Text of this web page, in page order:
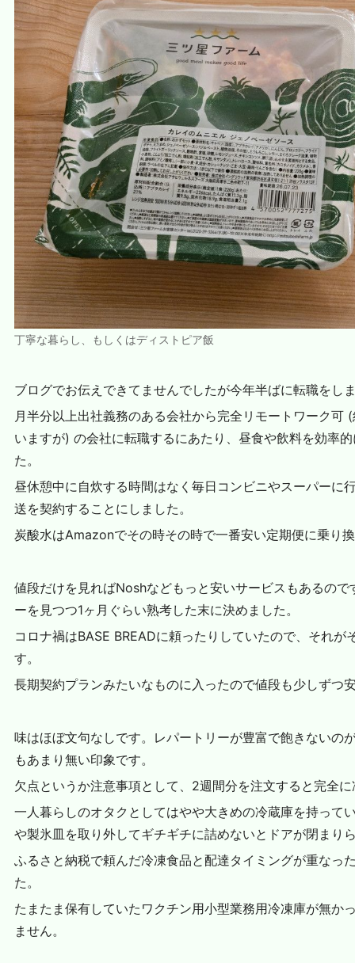
丁寧な暮らし、もしくはディストピア飯
ブログでお伝えできてませんでしたが今年半ばに転職をし
月半分以上出社義務のある会社から完全リモートワーク可
いますが) の会社に転職するにあたり、昼食や飲料を効率
た。
昼休憩中に自炊する時間はなく毎日コンビニやスーパーに
送を契約することにしました。
炭酸水はAmazonでその時その時で一番安い定期便に乗り
値段だけを見ればNoshなどもっと安いサービスもあるの
ーを見つつ1ヶ月ぐらい熟考した末に決めました。
コロナ禍はBASE BREADに頼ったりしていたので、それが
す。
長期契約プランみたいなものに入ったので値段も少しずつ
味はほぼ文句なしです。レパートリーが豊富で飽きないの
もあまり無い印象です。
欠点というか注意事項として、2週間分を注文すると完全
一人暮らしのオタクとしてはやや大きめの冷蔵庫を持って
や製氷皿を取り外してギチギチに詰めないとドアが閉まり
ふるさと納税で頼んだ冷凍食品と配達タイミングが重なっ
た。
たまたま保有していたワクチン用小型業務用冷凍庫が無か
ません。